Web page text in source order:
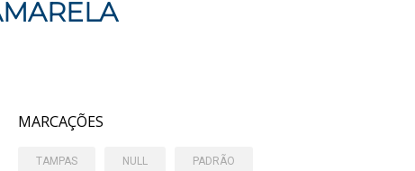
MARCAÇÕES
TAMPAS NULL PADRÃO